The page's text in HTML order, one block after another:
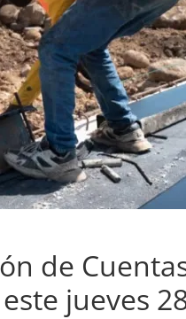
de
jueves